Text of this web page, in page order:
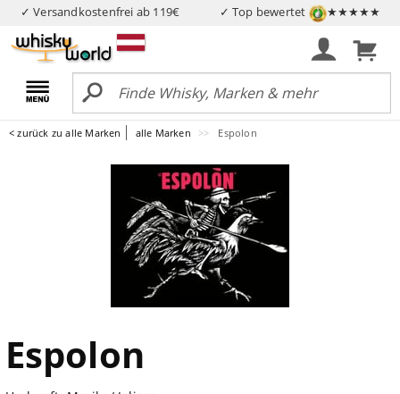
✓ Versandkostenfrei ab 119€ ✓ Top bewertet ★★★★★
< zurück zu alle Marken alle Marken Espolon
Espolon